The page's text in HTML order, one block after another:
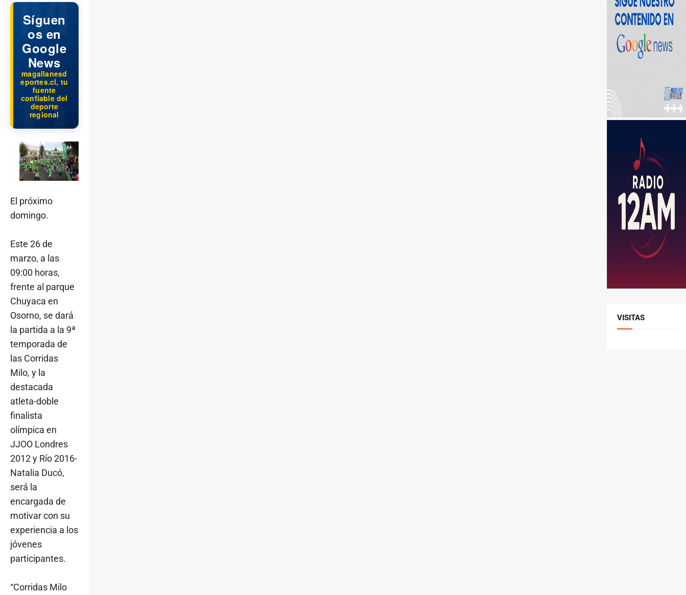
Síguen
os en
Google
News
magallanesd
eportes.cl, tu
fuente
confiable del
deporte
regional
El próximo
domingo.
Este 26 de
marzo, a las
09:00 horas,
frente al parque
Chuyaca en
Osorno, se dará
la partida a la 9ª
temporada de
las Corridas
Milo, y la
destacada
atleta-doble
finalista
olímpica en
JJOO Londres
2012 y Río 2016-
Natalia Ducó,
será la
encargada de
motivar con su
experiencia a los
jóvenes
participantes.
“Corridas Milo
VISITAS